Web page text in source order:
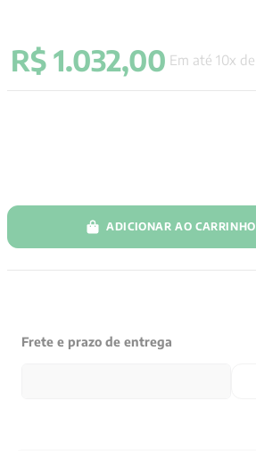
R$ 1.032,00 Em até 10x de
ADICIONAR AO CARRINHO
Frete e prazo de entrega